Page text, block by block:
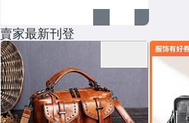
賣家最新刊登